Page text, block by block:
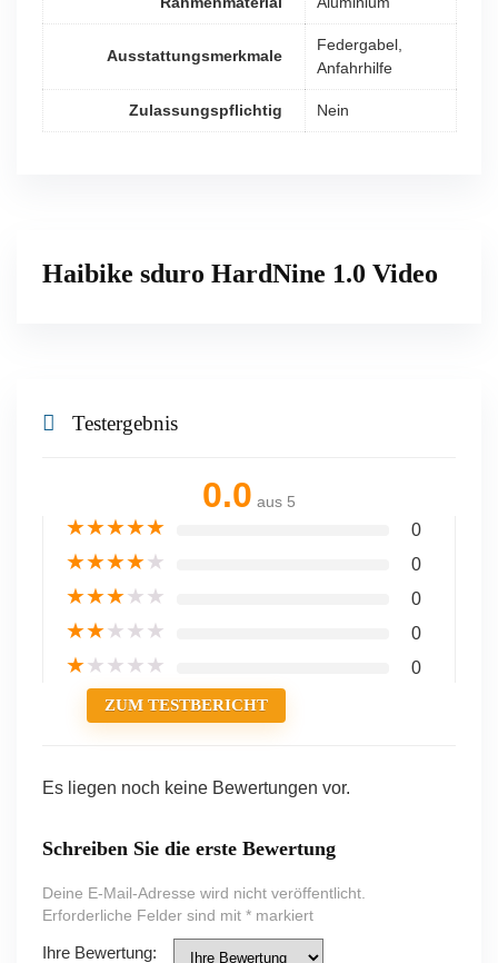
Ausstattungsmerkmale
Federgabel,
Anfahrhilfe
Zulassungspflichtig Nein
Haibike sduro HardNine 1.0 Video
Testergebnis
0.0 aus 5
★★★★★ 0
★★★★★ 0
★★★★★ 0
★★★★★ 0
★★★★★ 0
ZUM TESTBERICHT
Es liegen noch keine Bewertungen vor.
Schreiben Sie die erste Bewertung
Deine E-Mail-Adresse wird nicht veröffentlicht.
Erforderliche Felder sind mit *markiert
Ihre Bewertung: